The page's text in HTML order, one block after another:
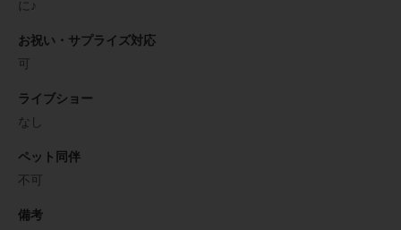
に♪
お祝い・サプライズ対応
可
ライブショー
なし
ペット同伴
不可
備考